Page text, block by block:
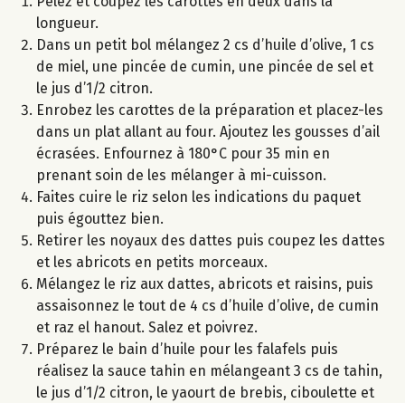
longueur.
Dans un petit bol mélangez 2 cs d’huile d’olive, 1 cs
de miel, une pincée de cumin, une pincée de sel et
le jus d’1/2 citron.
Enrobez les carottes de la préparation et placez-les
dans un plat allant au four. Ajoutez les gousses d’ail
écrasées. Enfournez à 180°C pour 35 min en
prenant soin de les mélanger à mi-cuisson.
Faites cuire le riz selon les indications du paquet
puis égouttez bien.
Retirer les noyaux des dattes puis coupez les dattes
et les abricots en petits morceaux.
Mélangez le riz aux dattes, abricots et raisins, puis
assaisonnez le tout de 4 cs d’huile d’olive, de cumin
et raz el hanout. Salez et poivrez.
Préparez le bain d’huile pour les falafels puis
réalisez la sauce tahin en mélangeant 3 cs de tahin,
le jus d’1/2 citron, le yaourt de brebis, ciboulette et